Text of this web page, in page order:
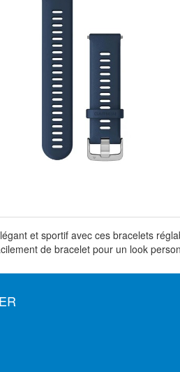
et sportif avec ces bracelets
de bracelet pour un look